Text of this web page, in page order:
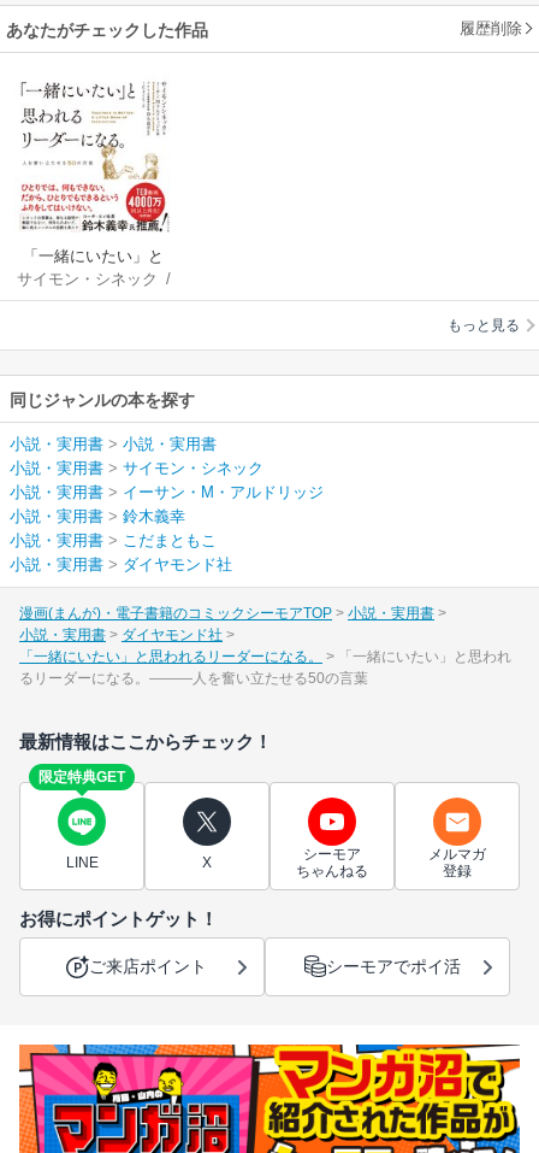
あなたがチェックした作品 履歴削除
「一緒にいたい」と
思われるリーダーに
なる。
サイモン・シネック /
イーサン・M・アル
幸/こだまともこ
もっと見る
同じジャンルの本を探す
小説・実用書 > 小説・実用書
小説・実用書 > サイモン・シネック
小説・実用書 > イーサン・M・アルドリッジ
小説・実用書 > 鈴木義幸
小説・実用書 > こだまともこ
小説・実用書 > ダイヤモンド社
漫画(まんが)・電子書籍のコミックシーモアTOP
小説・実用書
小説・実用書
ダイヤモンド社
「一緒にいたい」と思われるリーダーになる。
「一緒にいたい」と思われ
るリーダーになる。―――人を奮い立たせる50の言葉
最新情報はここからチェック！
限定特典GET
LINE X
シーモア
ちゃんねる
メルマガ
登録
お得にポイントゲット！
ご来店ポイント シーモアでポイ活